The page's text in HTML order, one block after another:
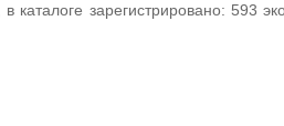
каталоге зарегистрировано: 593